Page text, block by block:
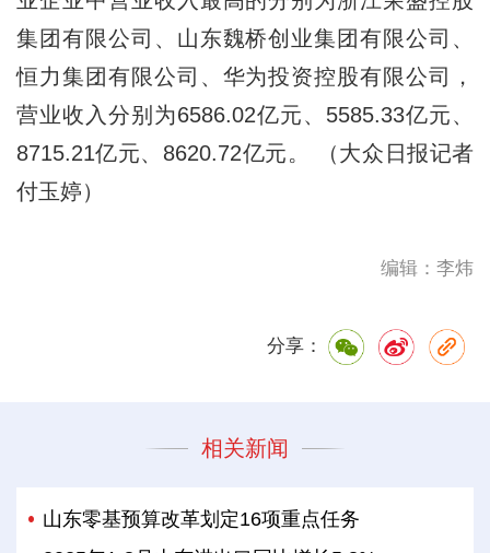
集团有限公司、山东魏桥创业集团有限公司、
恒力集团有限公司、华为投资控股有限公司，
营业收入分别为6586.02亿元、5585.33亿元、
8715.21亿元、8620.72亿元。 （大众日报记者
付玉婷）
编辑：李炜
分享：
相关新闻
山东零基预算改革划定16项重点任务